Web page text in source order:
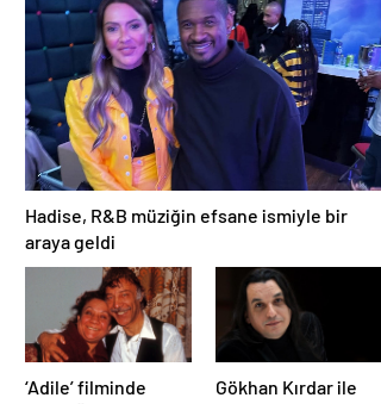
kutladı
Hadise, R&B müziğin efsane ismiyle bir
araya geldi
‘Adile’ filminde
Gökhan Kırdar ile